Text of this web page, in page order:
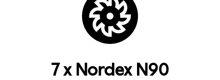
7 x Nordex N90